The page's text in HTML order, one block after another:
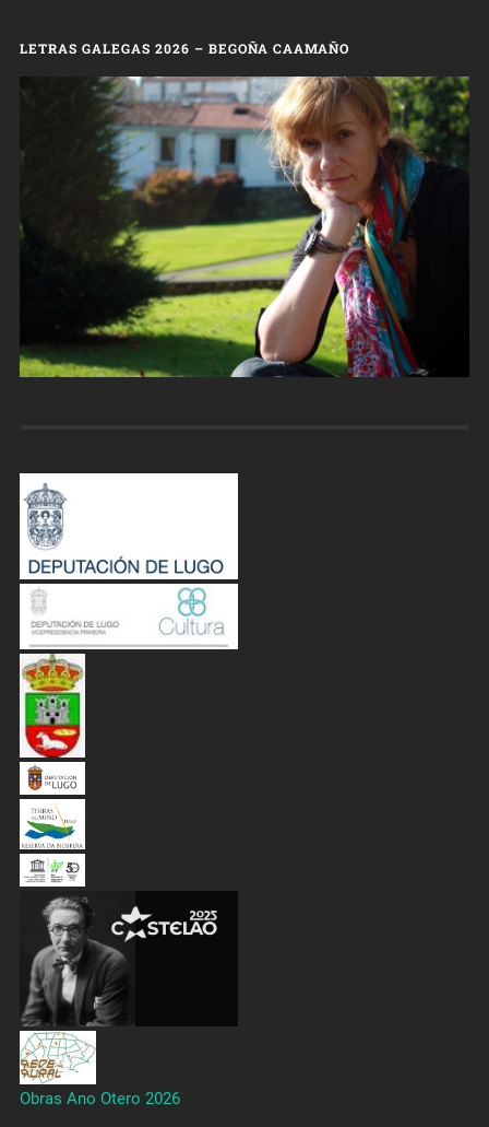
LETRAS GALEGAS 2026 – BEGOÑA CAAMAÑO
Obras Ano Otero 2026